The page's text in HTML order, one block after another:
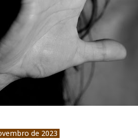
de 2023